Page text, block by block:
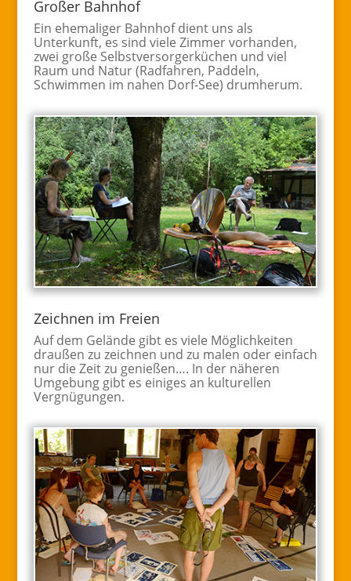
Großer Bahnhof
Ein ehemaliger Bahnhof dient uns als
Unterkunft, es sind viele Zimmer vorhanden,
zwei große Selbstversorgerküchen und viel
Raum und Natur (Radfahren, Paddeln,
Schwimmen im nahen Dorf-See) drumherum.
Zeichnen im Freien
Auf dem Gelände gibt es viele Möglichkeiten
draußen zu zeichnen und zu malen oder einfach
nur die Zeit zu genießen…. In der näheren
Umgebung gibt es einiges an kulturellen
Vergnügungen.